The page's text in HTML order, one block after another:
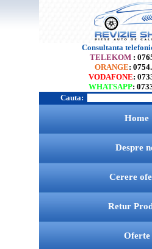
Consultanta
TELEKOM :
ORANGE:
VODAFONE:
WHATSAPP:
Cauta:
Home
Despre
Cerere
Retur
Oferte